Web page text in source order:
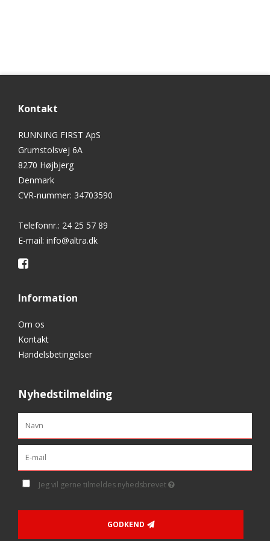
Kontakt
RUNNING FIRST ApS
Grumstolsvej 6A
8270 Højbjerg
Denmark
CVR-nummer: 34703590
Telefonnr.: 24 25 57 89
E-mail: info@altra.dk
Information
Om os
Kontakt
Handelsbetingelser
Nyhedstilmelding
Jeg vil gerne tilmeldes nyhedsbrevet
GODKEND